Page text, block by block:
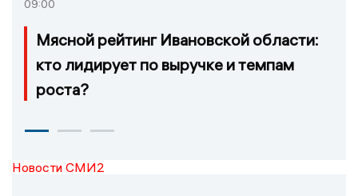
09:00
Мясной рейтинг Ивановской области:
кто лидирует по выручке и темпам
роста?
Новости СМИ2